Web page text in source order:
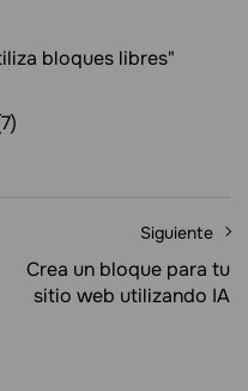
bloques libres"
Siguiente
Crea un bloque para tu
sitio web utilizando IA